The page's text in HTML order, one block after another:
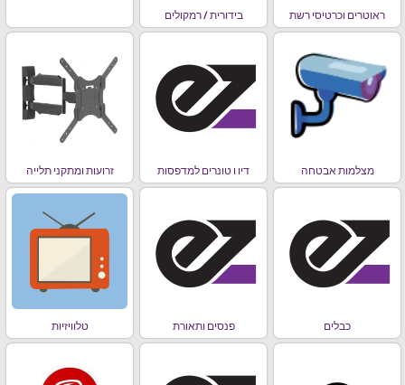
ראוטרים וכרטיסי רשת בידורית / רמקולים
מצלמות אבטחה דיו ו טונרים למדפסות זרועות ומתקני תלייה
כבלים פנסים ותאורת טלוויזיות